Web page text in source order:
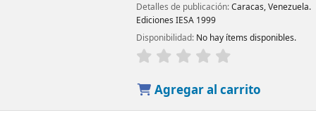
Detalles de publicación:Caracas, Venezuela.
Ediciones IESA 1999
Disponibilidad: No hay ítems disponibles.
Agregar al carrito